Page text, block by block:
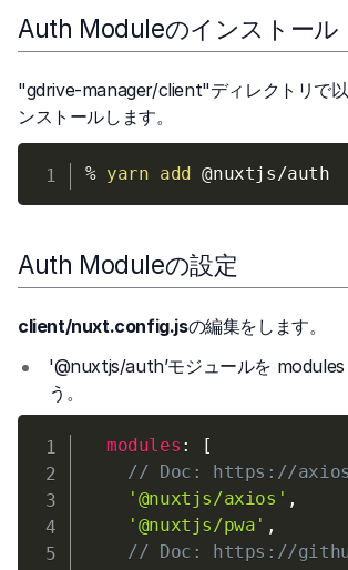
Auth Moduleのインストール
"gdrive-manager/client"ディレクトリで
ンストールします。
% yarn add
Auth Moduleの設定
client/nuxt.config.jsの編集をします。
'@nuxtjs/auth’モジュールを modules
う。
modules :
[
// Doc: https://
'@nuxtjs/axios' ,
'@nuxtjs/pwa' ,
// Doc: https://